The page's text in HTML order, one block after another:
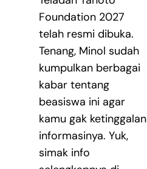
Foundation 2027
telah resmi dibuka.
Tenang, Minol sudah
kumpulkan berbagai
kabar tentang
beasiswa ini agar
kamu gak ketinggalan
informasinya. Yuk,
simak info